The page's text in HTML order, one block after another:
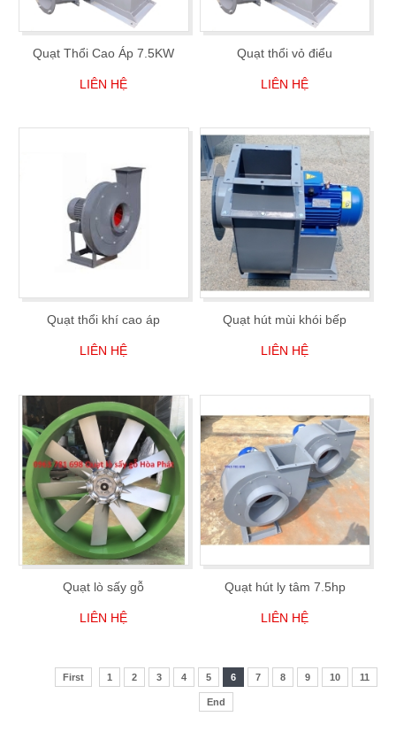
Quạt Thổi Cao Áp 7.5KW
LIÊN HỆ
Quạt thổi vỏ điểu
LIÊN HỆ
Quạt thổi khí cao áp
LIÊN HỆ
Quạt hút mùi khói bếp
LIÊN HỆ
Quạt lò sấy gỗ
LIÊN HỆ
Quạt hút ly tâm 7.5hp
LIÊN HỆ
First 1 2 3 4 5 6 7 8 9 10 11
End